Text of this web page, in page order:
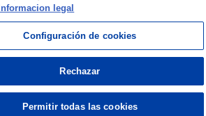
Informacion legal
Configuración de cookies
Rechazar
Permitir todas las cookies